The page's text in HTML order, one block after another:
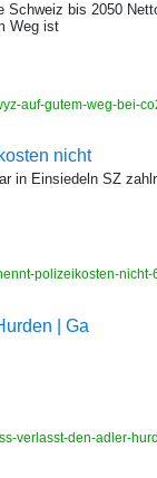
bis 2050
Weg ist
auf-gutem-weg-bei-
nicht
in Einsiedeln SZ
polizeikosten-
| Ga
verlasst-den-adler-